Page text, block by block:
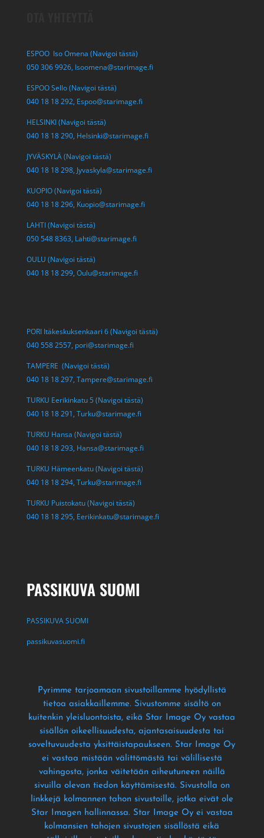
ESPOO Iso Omena (Navigoi tästä)
050 306 9926, Isoomena@starimage.fi
ESPOO Sello (Navigoi tästä)
040 18 18 292, Espoo@starimage.fi
HELSINKI (Navigoi tästä)
040 18 18 290, Helsinki@starimage.fi
JYVÄSKYLÄ (Navigoi tästä)
040 18 18 298, Jyvaskyla@starimage.fi
KUOPIO (Navigoi tästä)
040 18 18 296, Kuopio@starimage.fi
LAHTI (Navigoi tästä)
050 548 8363, Lahti@starimage.fi
OULU (Navigoi tästä)
040 18 18 299, Oulu@starimage.fi
PORI Itäkeskuksenkaari 6 (Navigoi tästä)
040 558 2557, pori@starimage.fi
TAMPERE (Navigoi tästä)
040 18 18 297, Tampere@starimage.fi
TURKU Eerikinkatu 5 (Navigoi tästä)
040 18 18 291, Turku@starimage.fi
TURKU Hansa (Navigoi tästä)
040 18 18 293, Hansa@starimage.fi
TURKU Hämeenkatu (Navigoi tästä)
040 18 18 294, Turku@starimage.fi
TURKU Puistokatu (Navigoi tästä)
040 18 18 295, Eerikinkatu@starimage.fi
PASSIKUVA SUOMI
PASSIKUVA SUOMI
passikuvasuomi.fi
Pyrimme tarjoamaan sivustoillamme hyödyllistä
tietoa asiakkaillemme. Sivustomme sisältö on
kuitenkin yleisluontoista, eikä Star Image Oy vastaa
sisällön oikeellisuudesta, ajantasaisuudesta tai
soveltuvuudesta yksittäistapaukseen. Star Image Oy
ei vastaa mistään välittömästä tai välillisestä
vahingosta, jonka väitetään aiheutuneen näillä
sivuilla olevan tiedon käyttämisestä. Sivustolla on
linkkejä kolmannen tahon sivustoille, jotka eivät ole
Star Imagen hallinnassa. Star Image Oy ei vastaa
kolmansien tahojen sivustojen sisällöstä eikä